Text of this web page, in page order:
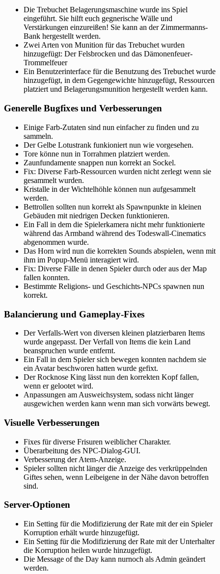
Die Trebuchet Belagerungsmaschine wurde ins Spiel
eingeführt. Sie hilft euch gegnerische Wälle und
Verstärkungen einzureißen! Sie kann an der Zimmermanns-
Bank hergestellt werden.
Zwei Arten von Munition für das Trebuchet wurden
hinzugefügt: Der Felsbrocken und das Dämonenfeuer-
Trommelfeuer
Ein Benutzerinterface für die Benutzung des Trebuchet wurde
hinzugefügt, in dem Gegengewichte hinzugefügt, Ressourcen
platziert und Belagerungsmunition hergestellt werden kann.
Generelle Bugfixes und Verbesserungen
Einige Farb-Zutaten sind nun einfacher zu finden und zu
sammeln.
Der Gelbe Lotustrank funkioniert nun wie vorgesehen.
Tore könne nun in Torrahmen platziert werden.
Zaunfundamente snappen nun korrekt an Sockel.
Fix: Diverse Farb-Ressourcen wurden nicht zerlegt wenn sie
gesammelt wurden.
Kristalle in der Wichtelhöhle können nun aufgesammelt
werden.
Bettrollen sollten nun korrekt als Spawnpunkte in kleinen
Gebäuden mit niedrigen Decken funktionieren.
Ein Fall in dem die Spielerkamera nicht mehr funktionierte
während das Armband während des Todeswall-Cinematics
abgenommen wurde.
Das Horn wird nun die korrekten Sounds abspielen, wenn mit
ihm im Popup-Menü interagiert wird.
Fix: Diverse Fälle in denen Spieler durch oder aus der Map
fallen konnten.
Bestimmte Religions- und Geschichts-NPCs spawnen nun
korrekt.
Balancierung und Gameplay-Fixes
Der Verfalls-Wert von diversen kleinen platzierbaren Items
wurde angepasst. Der Verfall von Items die kein Land
beanspruchen wurde entfernt.
Ein Fall in dem Spieler sich bewegen konnten nachdem sie
ein Avatar beschworen hatten wurde gefixt.
Der Rocknose King lässt nun den korrekten Kopf fallen,
wenn er gelootet wird.
Anpassungen am Ausweichsystem, sodass nicht länger
ausgewichen werden kann wenn man sich vorwärts bewegt.
Visuelle Verbesserungen
Fixes für diverse Frisuren weiblicher Charakter.
Überarbeitung des NPC-Dialog-GUI.
Verbesserung der Atem-Anzeige.
Spieler sollten nicht länger die Anzeige des verkrüppelnden
Giftes sehen, wenn Leibeigene in der Nähe davon betroffen
sind.
Server-Optionen
Ein Setting für die Modifizierung der Rate mit der ein Spieler
Korruption erhält wurde hinzugefügt.
Ein Setting für die Modifizierung der Rate mit der Unterhalter
die Korruption heilen wurde hinzugefügt.
Die Message of the Day kann nurnoch als Admin geändert
werden.